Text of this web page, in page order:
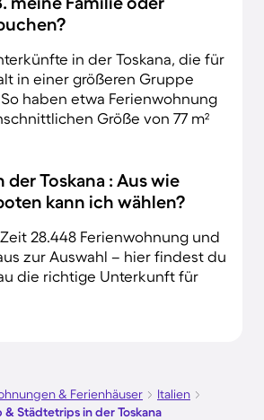
in der Toskana, die für
in einer größeren Gruppe
haben etwa Ferienwohnung
Größe von 77 m²
der Toskana : Aus wie
kann ich wählen?
28.448 Ferienwohnung und
zur Auswahl – hier findest du
die richtige Unterkunft für
& Ferienhäuser
Italien
& Städtetrips in der Toskana